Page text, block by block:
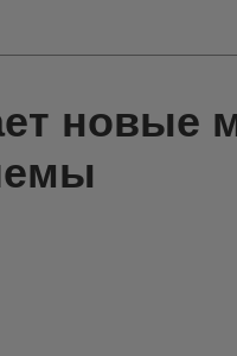
новые